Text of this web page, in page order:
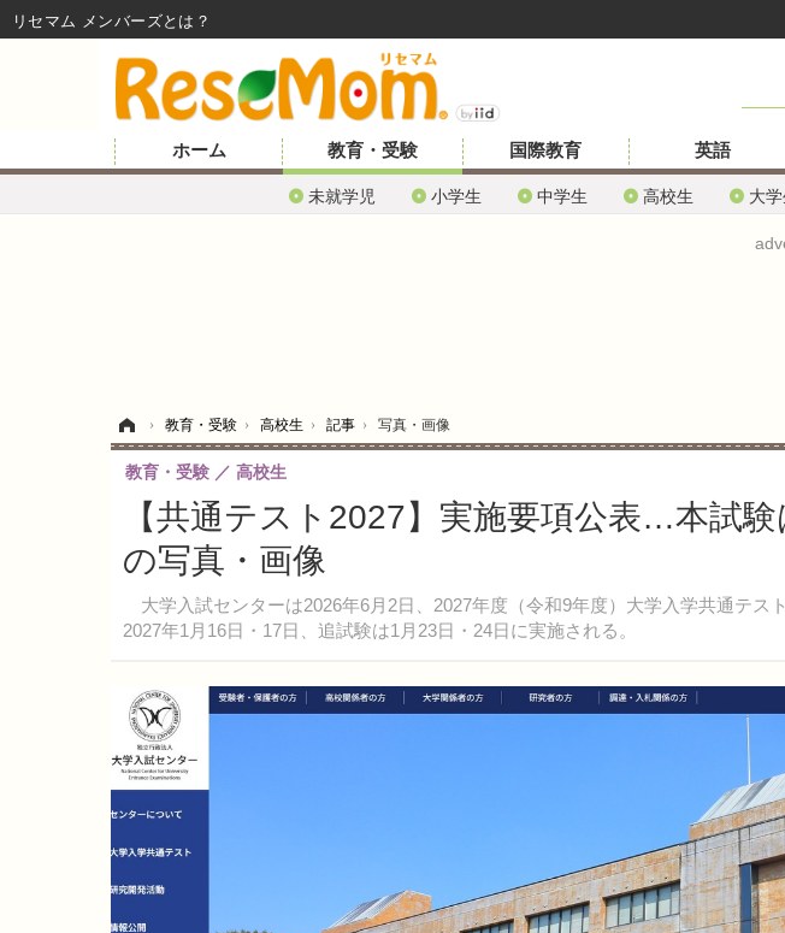
ホーム 教育・受験
未就学児 小学生 中学生 高校生 大
国際教育 英語
› 教育・受験 › 高校生 › 記事 › 写真・画像
【共通テスト2027】実施要項公表…本試
の写真・画像
大学入試センターは2026年6月2日、2027年度（令和9年度）大学入学共通テス
2027年1月16日・17日、追試験は1月23日・24日に実施される。
教育・受験 高校生
リセマム メンバーズ